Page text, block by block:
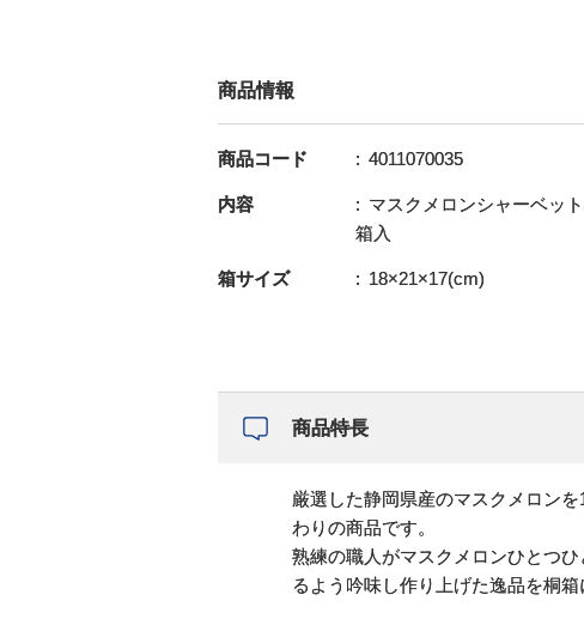
商品情報
商品コード 4011070035
内容
マスクメロンシャーベ
箱入
箱サイズ 18×21×17(cm)
商品特長
厳選した静岡県産のマスクメロン
わりの商品です。
熟練の職人がマスクメロンひとつ
るよう吟味し作り上げた逸品を桐箱